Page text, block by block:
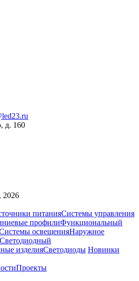
д. 160
, 2026
питанияСистемы управления
профилиФункциональный
освещенияНаружное
Светодиодный
изделияСветодиоды Новинки
Проекты